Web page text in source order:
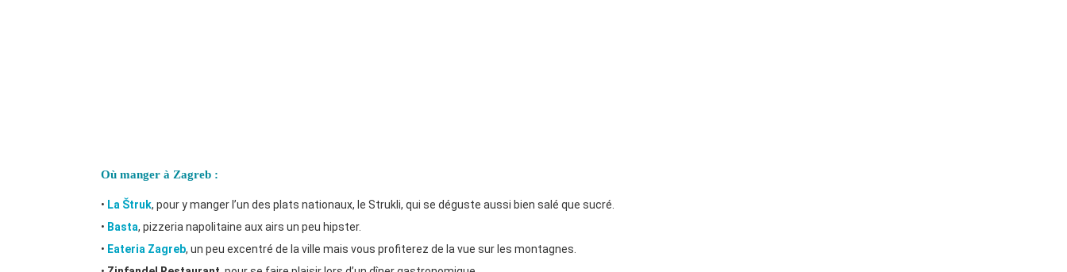
Où manger à Zagreb :
• La Štruk, pour y manger l’un des plats nationaux, le Strukli, qui se déguste aussi bien salé que sucré.
• Basta, pizzeria napolitaine aux airs un peu hipster.
• Eateria Zagreb, un peu excentré de la ville mais vous profiterez de la vue sur les montagnes.